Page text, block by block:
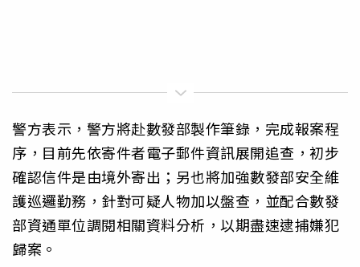
警方表示，警方將赴數發部製作筆錄，完成報案程
序，目前先依寄件者電子郵件資訊展開追查，初步
確認信件是由境外寄出；另也將加強數發部安全維
護巡邏勤務，針對可疑人物加以盤查，並配合數發
部資通單位調閱相關資料分析，以期盡速逮捕嫌犯
歸案。